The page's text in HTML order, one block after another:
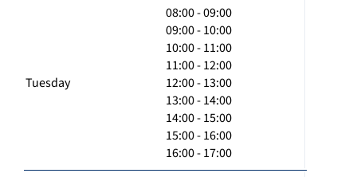
Tuesday
08:00 - 09:00
09:00 - 10:00
10:00 - 11:00
11:00 - 12:00
12:00 - 13:00
13:00 - 14:00
14:00 - 15:00
15:00 - 16:00
16:00 - 17:00